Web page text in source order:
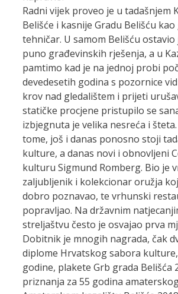
Radni vijek proveo je u tadašnjem
Belišće i kasnije Gradu Belišću
tehničar. U samom Belišću ostavio
puno građevinskih rješenja, a u
pamtimo kad je na jednoj probi
devedesetih godina s pozornice
krov nad gledalištem i prijeti
statičke procjene pristupilo se
izbjegnuta je velika nesreća i
tome, još i danas ponosno stoji
kulture, a danas novi i obnovljeni
kulturu Sigmund Romberg. Bio je
zaljubljenik i kolekcionar oružja
dobro poznavao, te vrhunski
popravljao. Na državnim
streljaštvu često je osvajao prva
Dobitnik je mnogih nagrada, čak
diplome Hrvatskog sabora kulture,
godine, plakete Grb grada Belišća
priznanja za 55 godina